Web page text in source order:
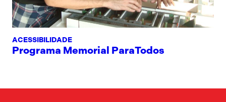
ACESSIBILIDADE
Programa Memorial ParaTodos